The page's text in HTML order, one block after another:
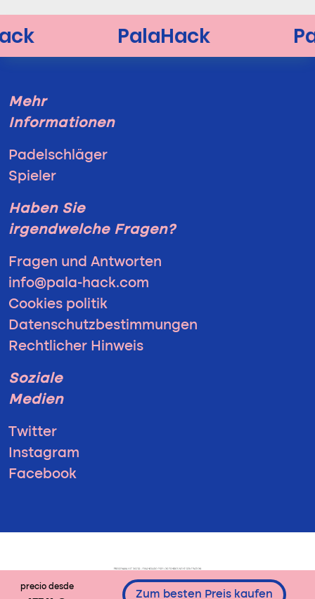
precio desde
Zum besten Preis kaufen
Mehr
Informationen
Padelschläger
Spieler
Haben Sie
irgendwelche Fragen?
Fragen und Antworten
info@pala-hack.com
Cookies politik
Datenschutzbestimmungen
Rechtlicher Hinweis
Soziale
Medien
Twitter
Instagram
Facebook